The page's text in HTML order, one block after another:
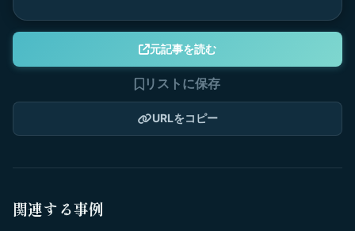
元記事を読む
リストに保存
URLをコピー
関連する事例